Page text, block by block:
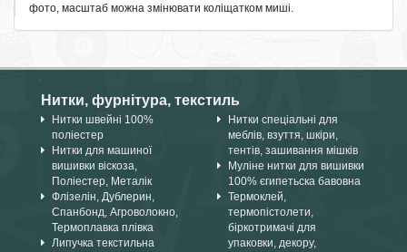
фото, масштаб можна змінювати коліщатком миші.
Нитки, фурнітура, текстиль
Нитки швейні 100%
поліестер
Нитки для машиної
вишивки віскоза,
Поліестер, Металік
Флізелін, Дублерин,
Спанбонд, Агроволокно,
Термоплавка плівка
Липучка текстильна
Нитки спеціальні для
меблів, взуття, шкіри,
тентів, зашивання мішків
Муліне нитки для вишивки
100% єгипетьска бавовна
Термоклей,
термопістолети,
біркотримачі для
упаковки, декору,